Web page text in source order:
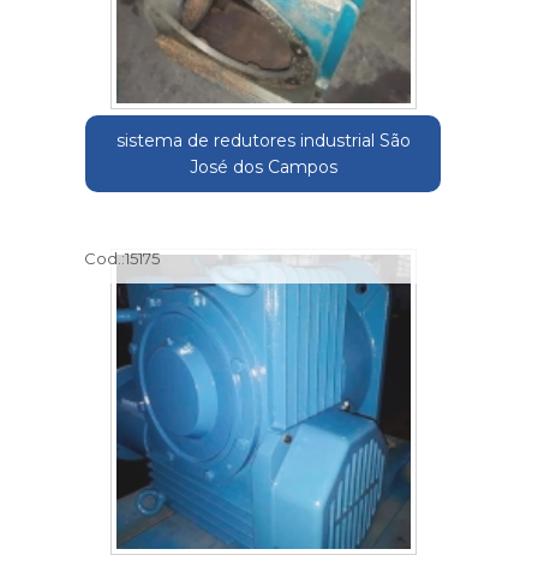
sistema de redutores industrial São
José dos Campos
Cod.:15175